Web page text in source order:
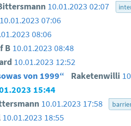
10.01.2023 02:07
10.01.2023 07:06
08:06
B 10.01.2023 08:48
10.01.2023 12:52
von 1999“ Raketenwilli
15:44
10.01.2023 17:58
10.01.2023 18:55